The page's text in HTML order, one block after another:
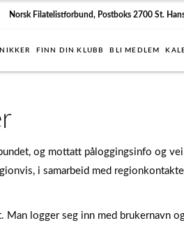
Norsk Filatelistforbund, Postboks 2700 St.
FINN DIN KLUBB BLI MEDLEM
og mottatt påloggingsinfo og
i samarbeid med
logger seg inn med brukernavn